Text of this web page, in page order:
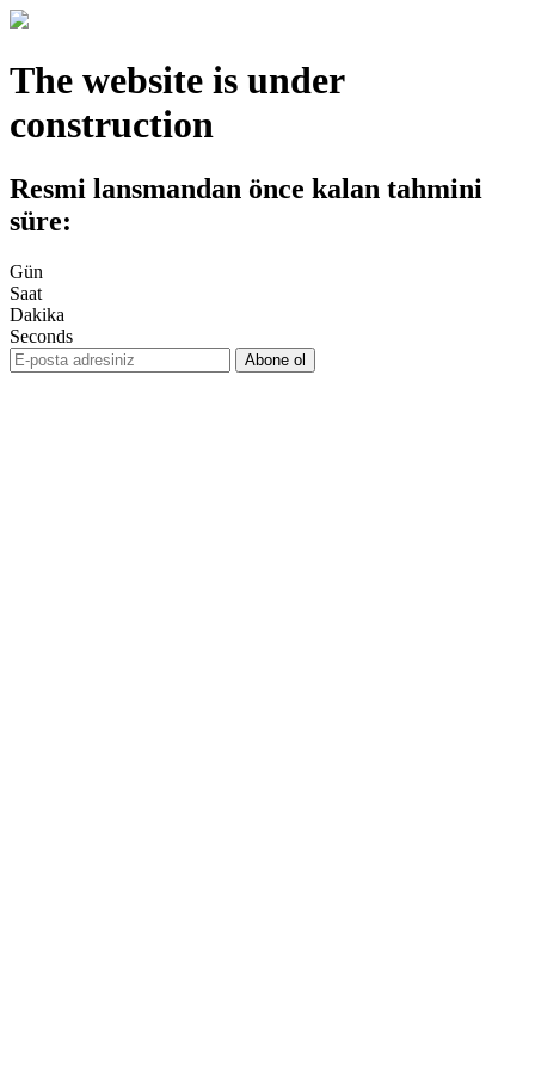
The website is under
construction
Resmi lansmandan önce kalan tahmini
süre:
Gün
Saat
Dakika
Seconds